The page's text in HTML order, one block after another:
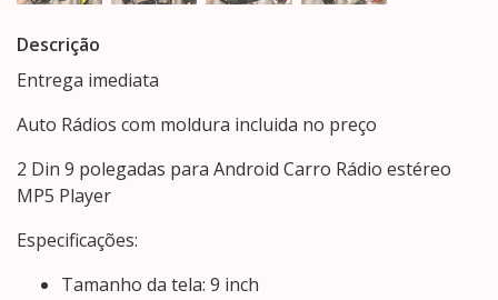
Descrição
Entrega imediata
Auto Rádios com moldura incluida no preço
2 Din 9 polegadas para Android Carro Rádio estéreo
MP5 Player
Especificações:
Tamanho da tela: 9 inch